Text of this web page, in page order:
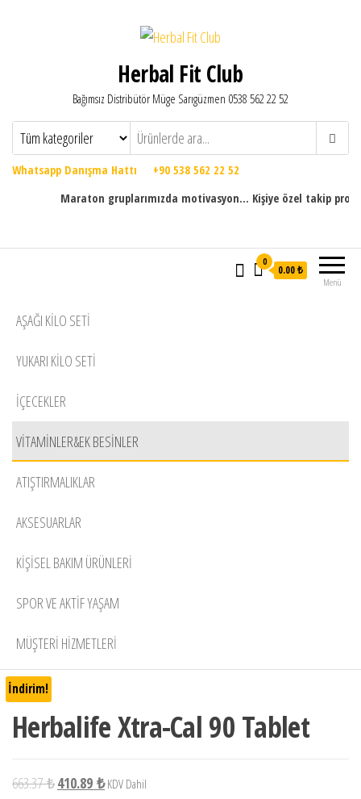
Herbal Fit Club
Bağımsız Distribütör Müge Sarıgüzmen 0538 562 22 52
Whatsapp Danışma Hattı +90 538 562 22 52
Maraton gruplarımızda motivasyon... Kişiye özel takip
Menü
0
0.00 ₺
AŞAĞI KILO SETI
YUKARI KILO SETI
İÇECEKLER
VITAMINLER&EK BESINLER
ATIŞTIRMALIKLAR
AKSESUARLAR
KIŞISEL BAKIM ÜRÜNLERI
SPOR VE AKTIF YAŞAM
MÜŞTERİ HİZMETLERİ
İndirim!
Herbalife Xtra-Cal 90 Tablet
663.37₺410.89 ₺ KDV Dahil